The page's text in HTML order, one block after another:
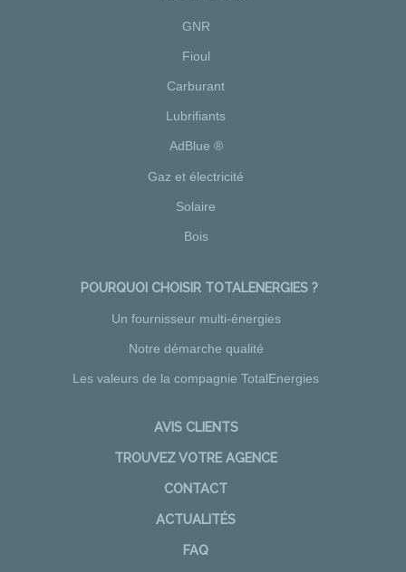
GNR
Fioul
Carburant
Lubrifiants
AdBlue ®
Gaz et électricité
Solaire
Bois
POURQUOI CHOISIR TOTALENERGIES ?
Un fournisseur multi-énergies
Notre démarche qualité
Les valeurs de la compagnie TotalEnergies
AVIS CLIENTS
TROUVEZ VOTRE AGENCE
CONTACT
ACTUALITÉS
FAQ